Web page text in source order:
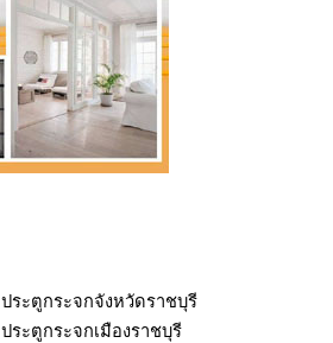
ประตูกระจกจังหวัดราชบุรี
ประตูกระจกเมืองราชบุรี